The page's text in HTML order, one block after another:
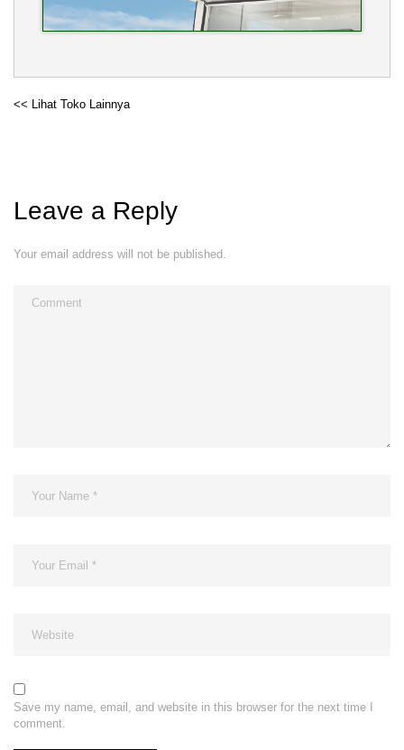
<< Lihat Toko Lainnya
Leave a Reply
Your email address will not be published.
Save my name, email, and website in this browser for the next time I
comment.